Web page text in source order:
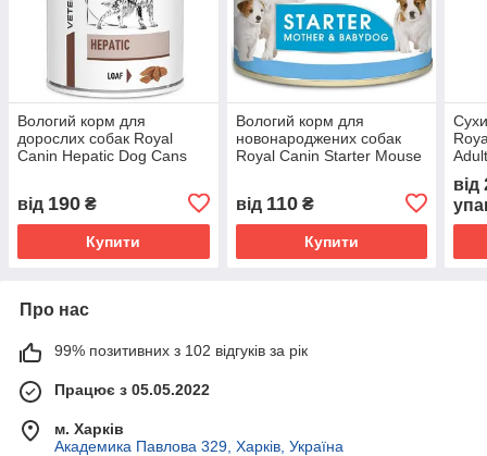
Вологий корм для
дорослих собак Royal
Canin Hepatic Dog Cans
від 190 ₴
Купити
Вологий корм для
новонароджених собак
Royal Canin Starter Mouse
від 110₴
Купити
від
Про нас
99% позитивних з 102 відгуків за рік
Працює з 05.05.2022
м. Харків
Академика Павлова 329, Харків, Україна